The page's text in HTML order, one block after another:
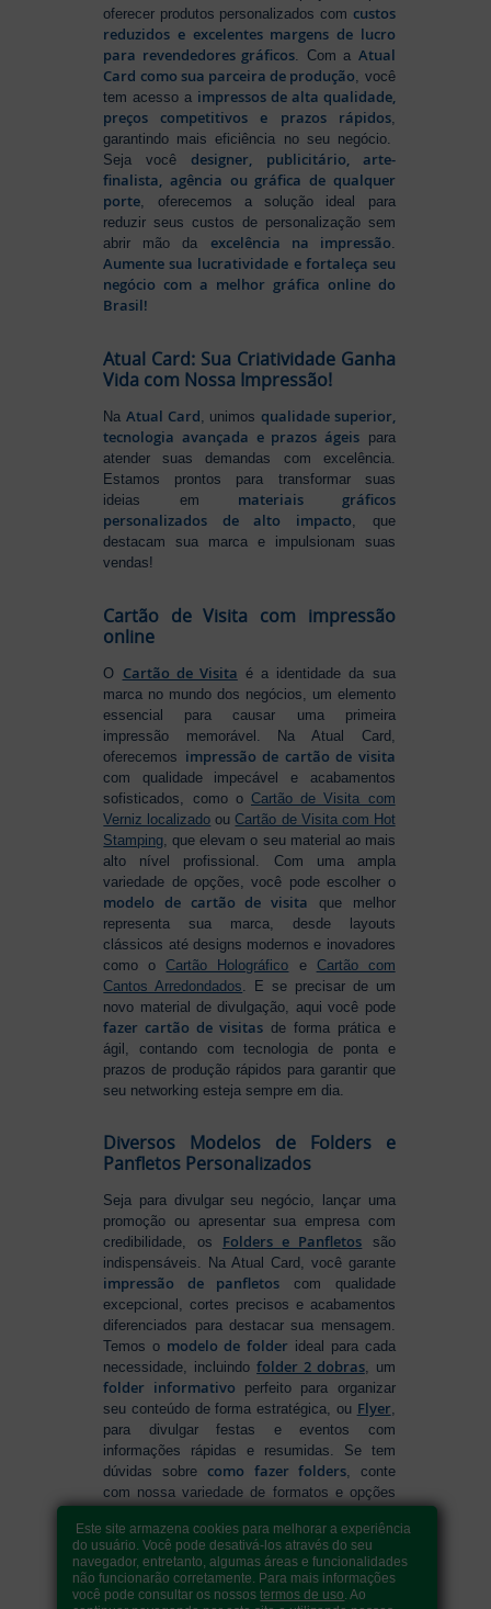
oferecer produtos personalizados com custos
reduzidos e excelentes margens de lucro
para revendedores gráficos. Com a Atual
Card como sua parceira de produção, você
tem acesso a impressos de alta qualidade,
preços competitivos e prazos rápidos,
garantindo mais eficiência no seu negócio.
Seja vocêdesigner, publicitário, arte-
finalista, agência ou gráfica de qualquer
porte, oferecemos a solução ideal para
reduzir seus custos de personalização sem
abrir mão da excelência na impressão.
Aumente sua lucratividade e fortaleça seu
negócio com a melhor gráfica online do
Brasil!
Atual Card: Sua Criatividade Ganha
Vida com Nossa Impressão!
Na Atual Card, unimos qualidade superior,
tecnologia avançada e prazos ágeispara
atender suas demandas com excelência.
Estamos prontos para transformar suas
ideias em materiais gráficos
personalizados de alto impacto, que
destacam sua marca e impulsionam suas
vendas!
Cartão de Visita com impressão
online
O Cartão de Visita é a identidade da sua
marca no mundo dos negócios, um elemento
essencial para causar uma primeira
impressão memorável. Na Atual Card,
oferecemos impressão de cartão de visita
com qualidade impecável e acabamentos
sofisticados, como o Cartão de Visita com
Verniz localizado ouCartão de Visita com Hot
Stamping , que elevam o seu material ao mais
alto nível profissional. Com uma ampla
variedade de opções, você pode escolher o
modelo de cartão de visita que melhor
representa sua marca, desde layouts
clássicos até designs modernos e inovadores
como oCartão Holográfico e Cartão com
Cantos Arredondados . E se precisar de um
novo material de divulgação, aqui você pode
fazer cartão de visitas de forma prática e
ágil, contando com tecnologia de ponta e
prazos de produção rápidos para garantir que
seu networking esteja sempre em dia.
Diversos Modelos de Folders e
Panfletos Personalizados
Seja para divulgar seu negócio, lançar uma
promoção ou apresentar sua empresa com
credibilidade, os Folders e Panfletos são
indispensáveis. Na Atual Card, você garante
impressão de panfletos com qualidade
excepcional, cortes precisos e acabamentos
diferenciados para destacar sua mensagem.
Temos o modelo de folder ideal para cada
necessidade, incluindofolder 2 dobras, um
folder informativo perfeito para organizar
seu conteúdo de forma estratégica, ou Flyer,
para divulgar festas e eventos com
informações rápidas e resumidas. Se tem
dúvidas sobrecomo fazer folders, conte
com nossa variedade de formatos e opções
destaca. Produção ágil, entrega rápida e
qualidade garantida para levar sua
comunicação a outro nível!
Este site armazena cookies para melhorar a experiência
do usuário. Você pode desativá-los através do seu
navegador, entretanto, algumas áreas e funcionalidades
não funcionarão corretamente. Para mais informações
você pode consultar os nossostermos de uso. Ao